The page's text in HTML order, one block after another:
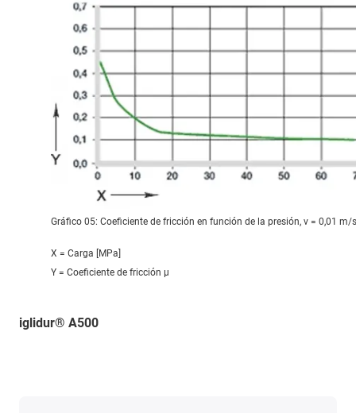
Gráfico 05: Coeficiente de fricción en función de la presión, v = 0,01 m/s
X = Carga [MPa]
Y = Coeficiente de fricción μ
iglidur® A500